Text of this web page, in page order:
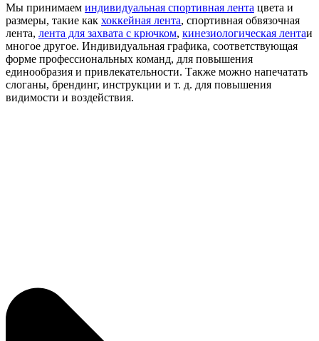
Мы принимаем индивидуальная спортивная лента цвета и
размеры, такие как хоккейная лента, спортивная обвязочная
лента, лента для захвата с крючком, кинезиологическая лентаи
многое другое. Индивидуальная графика, соответствующая
форме профессиональных команд, для повышения
единообразия и привлекательности. Также можно напечатать
слоганы, брендинг, инструкции и т. д. для повышения
видимости и воздействия.